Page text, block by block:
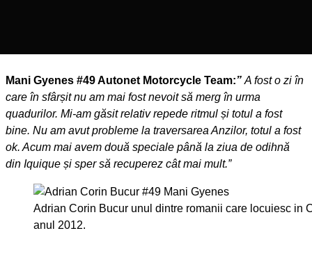
Mani Gyenes #49 Autonet Motorcycle Team:” A fost o zi în
care în sfârșit nu am mai fost nevoit să merg în urma
quadurilor. Mi-am găsit relativ repede ritmul și totul a fost
bine. Nu am avut probleme la traversarea Anzilor, totul a fost
ok. Acum mai avem două speciale până la ziua de odihnă
din Iquique și sper să recuperez cât mai mult.”
Adrian Corin Bucur unul dintre romanii care locuiesc in
anul 2012.